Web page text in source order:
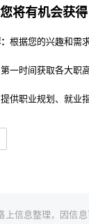
将有机会获得
根据您的兴趣和需
第一时间获取各大职
提供职业规划、就业
信息整理，因信